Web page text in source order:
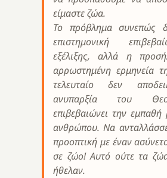
είμαστε ζώα.
Το πρόβλημα συνεπώς
επιστημονική
εξέλιξης, αλλά η
αρρωστημένη ερμηνεία
τελευταίο δεν
ανυπαρξία του
επιβεβαιώνει την
ανθρώπου. Να
προοπτική με έναν
σε ζώο! Αυτό ούτε τα
ήθελαν.